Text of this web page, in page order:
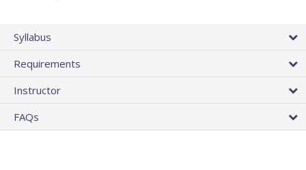
Syllabus
Requirements
Instructor
FAQs